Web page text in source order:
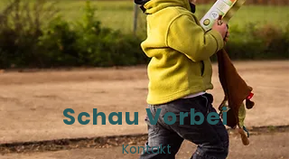
Schau Vorbei
Kontakt